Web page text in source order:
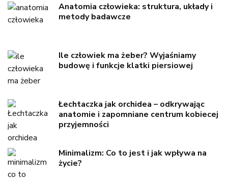
Anatomia człowieka: struktura, układy i
metody badawcze
Ile człowiek ma żeber? Wyjaśniamy
budowę i funkcje klatki piersiowej
Łechtaczka jak orchidea – odkrywając
anatomie i zapomniane centrum kobiecej
przyjemności
Minimalizm: Co to jest i jak wpływa na
życie?